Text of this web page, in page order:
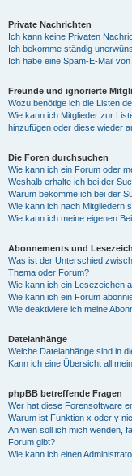
Private Nachrichten
Ich kann keine Privaten
Ich bekomme ständig
Ich habe eine Spam-E-Mail
Freunde und ignorierte
Wozu benötige ich die Listen
Wie kann ich Mitglieder zur
hinzufügen oder diese wieder
Die Foren durchsuchen
Wie kann ich ein Forum oder
Weshalb erhalte ich bei der
Warum bekomme ich bei der
Wie kann ich nach Mitgliedern
Wie kann ich meine eigenen
Abonnements und
Was ist der Unterschied
Thema oder Forum?
Wie kann ich ein Lesezeichen
Wie kann ich ein Forum
Wie deaktiviere ich meine
Dateianhänge
Welche Dateianhänge sind in
Kann ich eine Übersicht all
phpBB betreffende Fragen
Wer hat diese Forensoftware
Warum ist Funktion x oder y
An wen soll ich mich wenden,
Forum gibt?
Wie kann ich einen